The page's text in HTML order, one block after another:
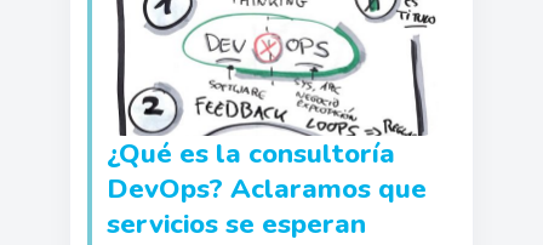
¿Qué es la consultoría
DevOps? Aclaramos que
servicios se esperan